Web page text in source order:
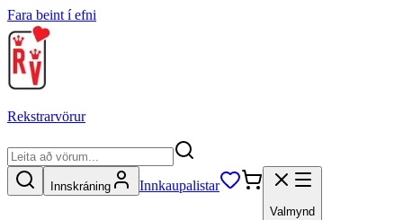
Fara beint í efni
Rekstrarvörur
Innskráning Innkaupalistar
Valmynd